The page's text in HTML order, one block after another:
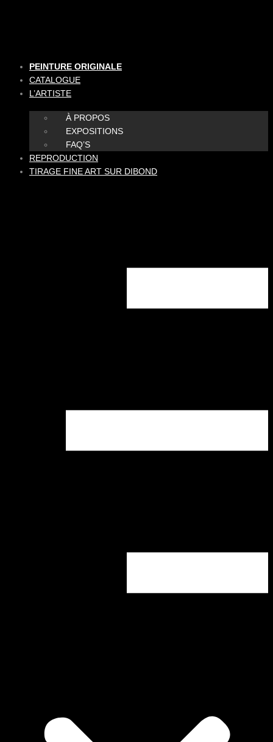
PEINTURE ORIGINALE
CATALOGUE
L’ARTISTE
À PROPOS
EXPOSITIONS
FAQ’S
REPRODUCTION
TIRAGE FINE ART SUR DIBOND